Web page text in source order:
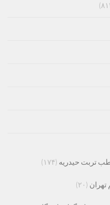
تربت حیدریه (۱۷۴)
تهران (۲۰)